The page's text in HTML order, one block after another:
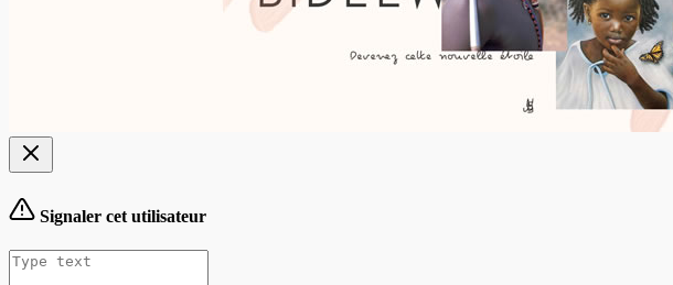
Signaler cet utilisateur